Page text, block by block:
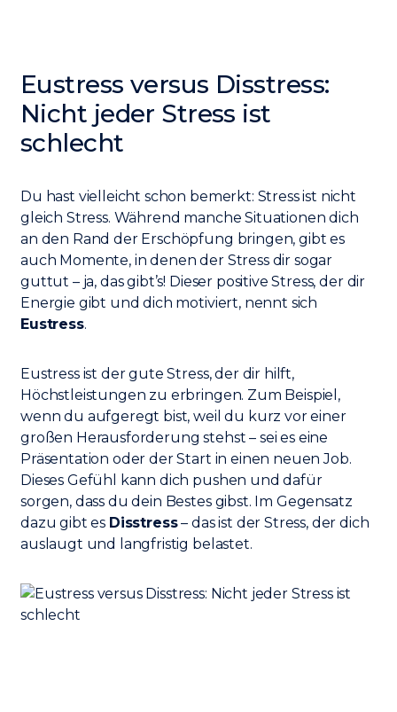
Eustress versus Disstress:
Nicht jeder Stress ist
schlecht
Du hast vielleicht schon bemerkt: Stress ist nicht
gleich Stress. Während manche Situationen dich
an den Rand der Erschöpfung bringen, gibt es
auch Momente, in denen der Stress dir sogar
guttut – ja, das gibt’s! Dieser positive Stress, der dir
Energie gibt und dich motiviert, nennt sich
Eustress.
Eustress ist der gute Stress, der dir hilft,
Höchstleistungen zu erbringen. Zum Beispiel,
wenn du aufgeregt bist, weil du kurz vor einer
großen Herausforderung stehst – sei es eine
Präsentation oder der Start in einen neuen Job.
Dieses Gefühl kann dich pushen und dafür
sorgen, dass du dein Bestes gibst. Im Gegensatz
dazu gibt es Disstress– das ist der Stress, der dich
auslaugt und langfristig belastet.